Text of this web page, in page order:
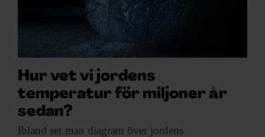
Hur vet vi jordens
temperatur för miljoner år
sedan?
Ibland ser man diagram över jordens